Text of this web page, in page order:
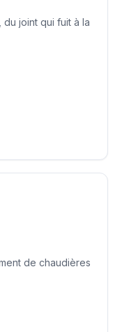
du joint qui fuit à la
de chaudières